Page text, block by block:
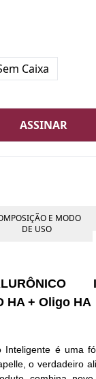
Caixa
ASSINAR
E MODO
DE USO
HA + Oligo HA
Inteligente é uma
o verdadeiro